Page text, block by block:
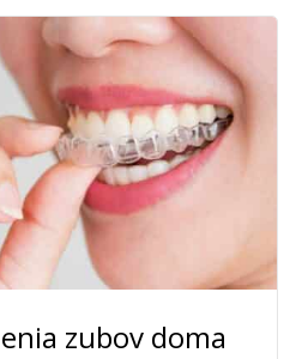
zubov doma